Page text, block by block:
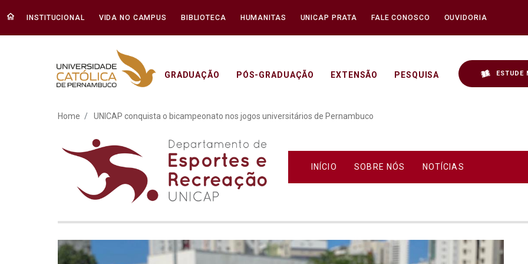
INSTITUCIONAL VIDA NO CAMPUS BIBLIOTECA HUMANITAS UNICAP PRATA FALE CONOSCO OUVIDORIA
GRADUAÇÃO PÓS-GRADUAÇÃO EXTENSÃO PESQUISA ESTUDE
UNICAP conquista o bicampeonato nos jogos
Home UNICAP conquista o bicampeonato nos jogos universitários de Pernambuco
INÍCIO SOBRE NÓS NOTÍCIAS